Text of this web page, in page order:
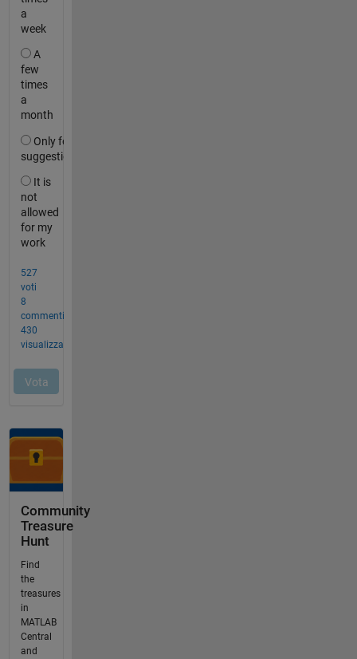
Community
Treasure
Hunt
Find
the
treasures
in
MATLAB
Central
and